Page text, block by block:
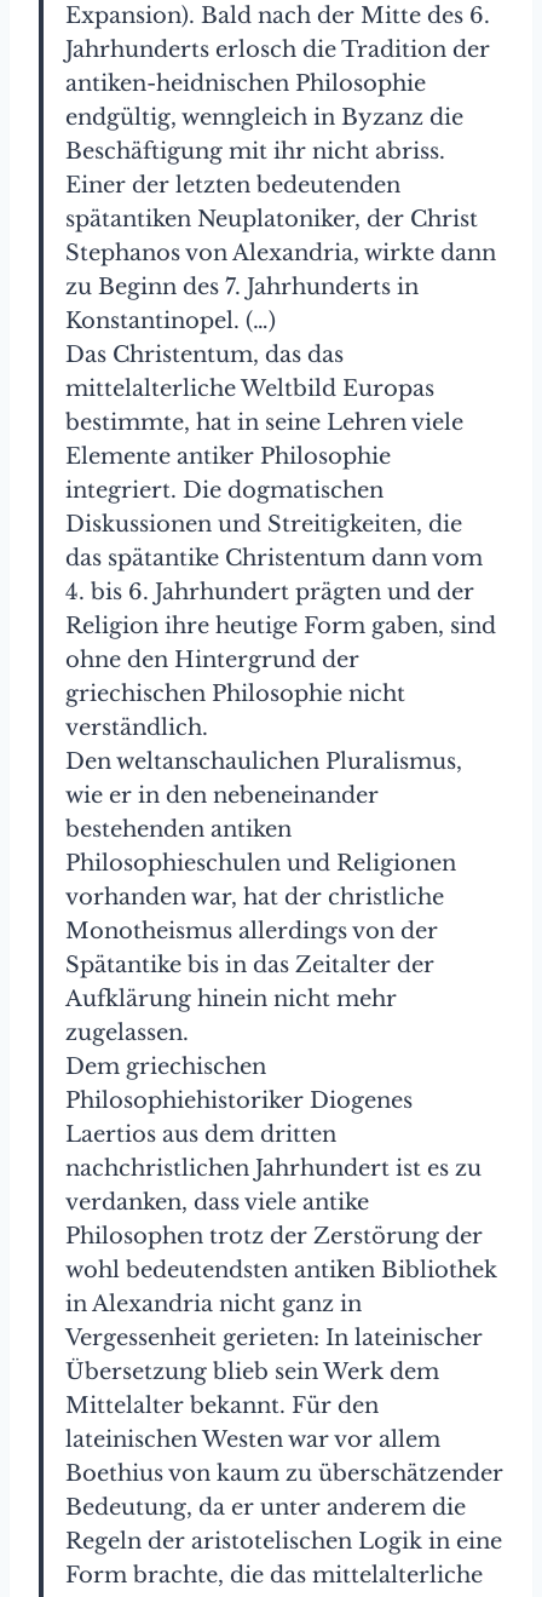
Expansion). Bald nach der Mitte des 6.
Jahrhunderts erlosch die Tradition der
antiken-heidnischen Philosophie
endgültig, wenngleich in Byzanz die
Beschäftigung mit ihr nicht abriss.
Einer der letzten bedeutenden
spätantiken Neuplatoniker, der Christ
Stephanos von Alexandria, wirkte dann
zu Beginn des 7. Jahrhunderts in
Konstantinopel. (…)
Das Christentum, das das
mittelalterliche Weltbild Europas
bestimmte, hat in seine Lehren viele
Elemente antiker Philosophie
integriert. Die dogmatischen
Diskussionen und Streitigkeiten, die
das spätantike Christentum dann vom
4. bis 6. Jahrhundert prägten und der
Religion ihre heutige Form gaben, sind
ohne den Hintergrund der
griechischen Philosophie nicht
verständlich.
Den weltanschaulichen Pluralismus,
wie er in den nebeneinander
bestehenden antiken
Philosophieschulen und Religionen
vorhanden war, hat der christliche
Monotheismus allerdings von der
Spätantike bis in das Zeitalter der
Aufklärung hinein nicht mehr
zugelassen.
Dem griechischen
Philosophiehistoriker Diogenes
Laertios aus dem dritten
nachchristlichen Jahrhundert ist es zu
verdanken, dass viele antike
Philosophen trotz der Zerstörung der
wohl bedeutendsten antiken Bibliothek
in Alexandria nicht ganz in
Vergessenheit gerieten: In lateinischer
Übersetzung blieb sein Werk dem
Mittelalter bekannt. Für den
lateinischen Westen war vor allem
Boethius von kaum zu überschätzender
Bedeutung, da er unter anderem die
Regeln der aristotelischen Logik in eine
Form brachte, die das mittelalterliche